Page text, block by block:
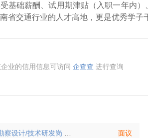
基础薪酬、试用期津贴（入职一年内
省交通行业的人才高地，更是优秀学子
业的信用信息可访问 企查查 进行查询
察设计/技术研发岗
面议